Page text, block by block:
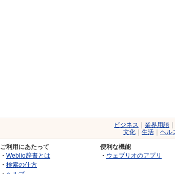
ビジネス 業界用語
文化
生活 ヘル
ご利用にあたって
・ Weblio辞書とは
・ 検索の仕方
便利な機能
・ ウェブリオのアプリ